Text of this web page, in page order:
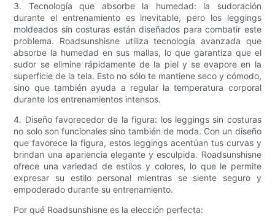
3. Tecnología que absorbe la humedad: la sudoración
durante el entrenamiento es inevitable, pero los leggings
moldeados sin costuras están diseñados para combatir este
problema. Roadsunshisne utiliza tecnología avanzada que
absorbe la humedad en sus mallas, lo que garantiza que el
sudor se elimine rápidamente de la piel y se evapore en la
superficie de la tela. Esto no sólo te mantiene seco y cómodo,
sino que también ayuda a regular la temperatura corporal
durante los entrenamientos intensos.
4. Diseño favorecedor de la figura: los leggings sin costuras
no solo son funcionales sino también de moda. Con un diseño
que favorece la figura, estos leggings acentúan tus curvas y
brindan una apariencia elegante y esculpida. Roadsunshisne
ofrece una variedad de estilos y colores, lo que le permite
expresar su estilo personal mientras se siente seguro y
empoderado durante su entrenamiento.
Por qué Roadsunshisne es la elección perfecta: